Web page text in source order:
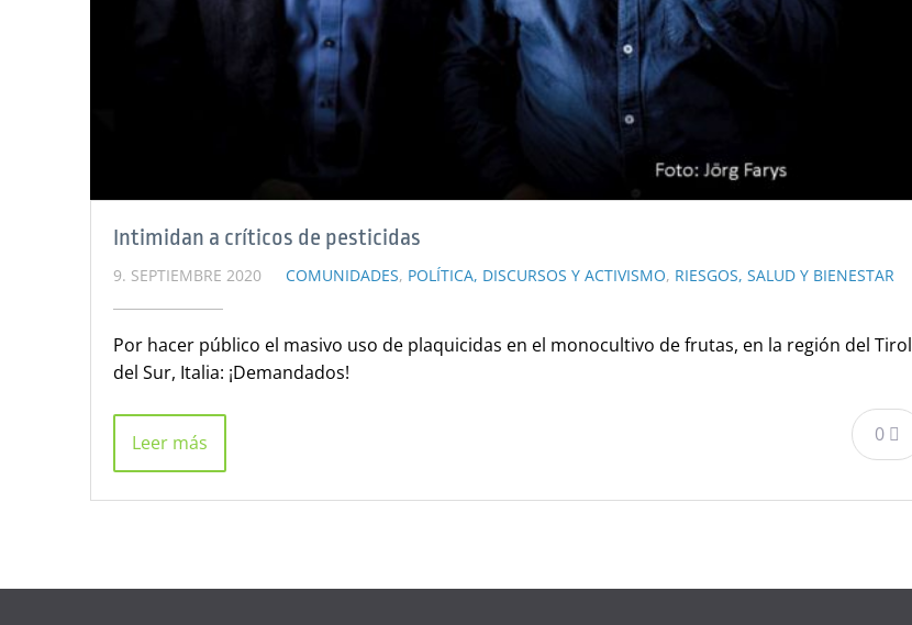
Intimidan a críticos de pesticidas
9. SEPTIEMBRE 2020 COMUNIDADES, POLÍTICA, DISCURSOS Y ACTIVISMO, RIESGOS, SALUD Y BIENESTAR
Por hacer público el masivo uso de plaquicidas en el monocultivo de frutas, en la región del Tirol
del Sur, Italia: ¡Demandados!
0
Leer más